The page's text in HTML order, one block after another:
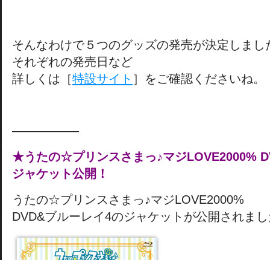
そんなわけで５つのグッズの発売が決定しまし
それぞれの発売日など
詳しくは［特設サイト ］をご確認くださいね。
—————–
★うたの☆プリンスさまっ♪マジLOVE2000%
ジャケット公開！
うたの☆プリンスさまっ♪マジLOVE2000%
DVD&ブルーレイ4のジャケットが公開されま